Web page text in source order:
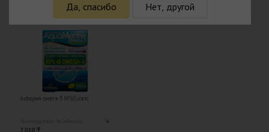
Да, спасибо Нет, другой